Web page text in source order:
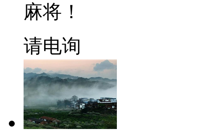
麻将！
请电询